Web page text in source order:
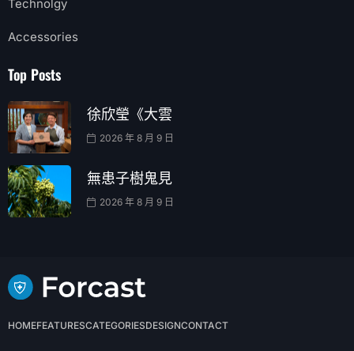
Technolgy
Accessories
Top Posts
徐欣瑩《大雲
2026 年 8 月 9 日
無患子樹鬼見
2026 年 8 月 9 日
HOMEFEATURESCATEGORIESDESIGNCONTACT